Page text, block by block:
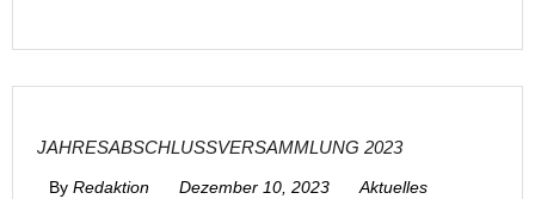
JAHRESABSCHLUSSVERSAMMLUNG 2023
By Redaktion Dezember 10, 2023 Aktuelles